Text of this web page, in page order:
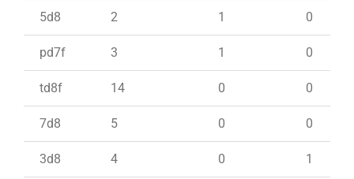
5d8 2 1 0
pd7f 3 1 0
td8f 14 0 0
7d8 5 0 0
3d8 4 0 1